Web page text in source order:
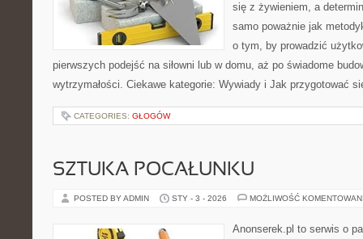
się z żywieniem, a
samo poważnie jak
o tym, by prowadzić
pierwszych podejść na siłowni lub w domu, aż po świadome
wytrzymałości. Ciekawe kategorie: Wywiady i Jak przygotować
CATEGORIES: GŁOGÓW
SZTUKA POCAŁUNKU
POSTED BY ADMIN STY - 3 - 2026 MOŻLIWOŚĆ
Anonserek.pl to serwis o